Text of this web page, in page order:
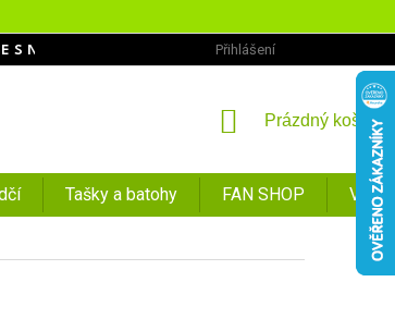
S NÁMI OBCHODNÍ PODMÍNKY
Přihlášení
NÁKUPNÍ
Prázdný košík
Tašky a batohy FAN SHOP